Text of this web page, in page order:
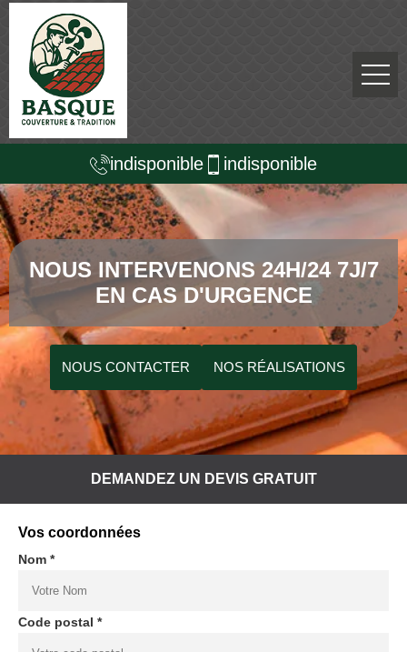
indisponible indisponible
NOUS INTERVENONS 24H/24 7J/7
EN CAS D'URGENCE
NOUS CONTACTER NOS RÉALISATIONS
DEMANDEZ UN DEVIS GRATUIT
Vos coordonnées
Nom *
Code postal *